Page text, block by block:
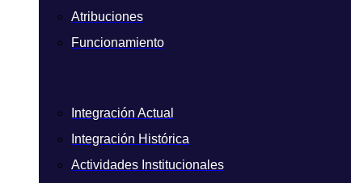
Atribuciones
Funcionamiento
Integración Actual
Integración Histórica
Actividades Institucionales